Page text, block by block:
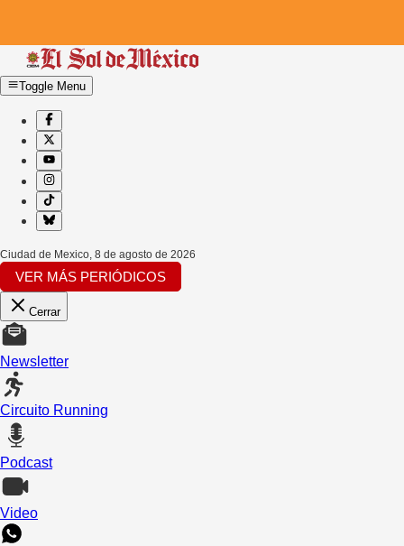
Toggle Menu
Ciudad de Mexico, 8 de agosto de 2026
VER MÁS PERIÓDICOS
Cerrar
Newsletter
Circuito Running
Podcast
Video